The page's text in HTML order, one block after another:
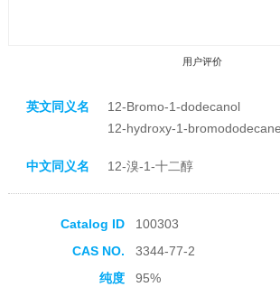
用户评价
收藏产品
英文同义名
12-Bromo-1-dodecanol
12-hydroxy-1-bromododecane
中文同义名 12-溴-1-十二醇
Catalog ID
100303
CAS NO.
3344-77-2
纯度
95%